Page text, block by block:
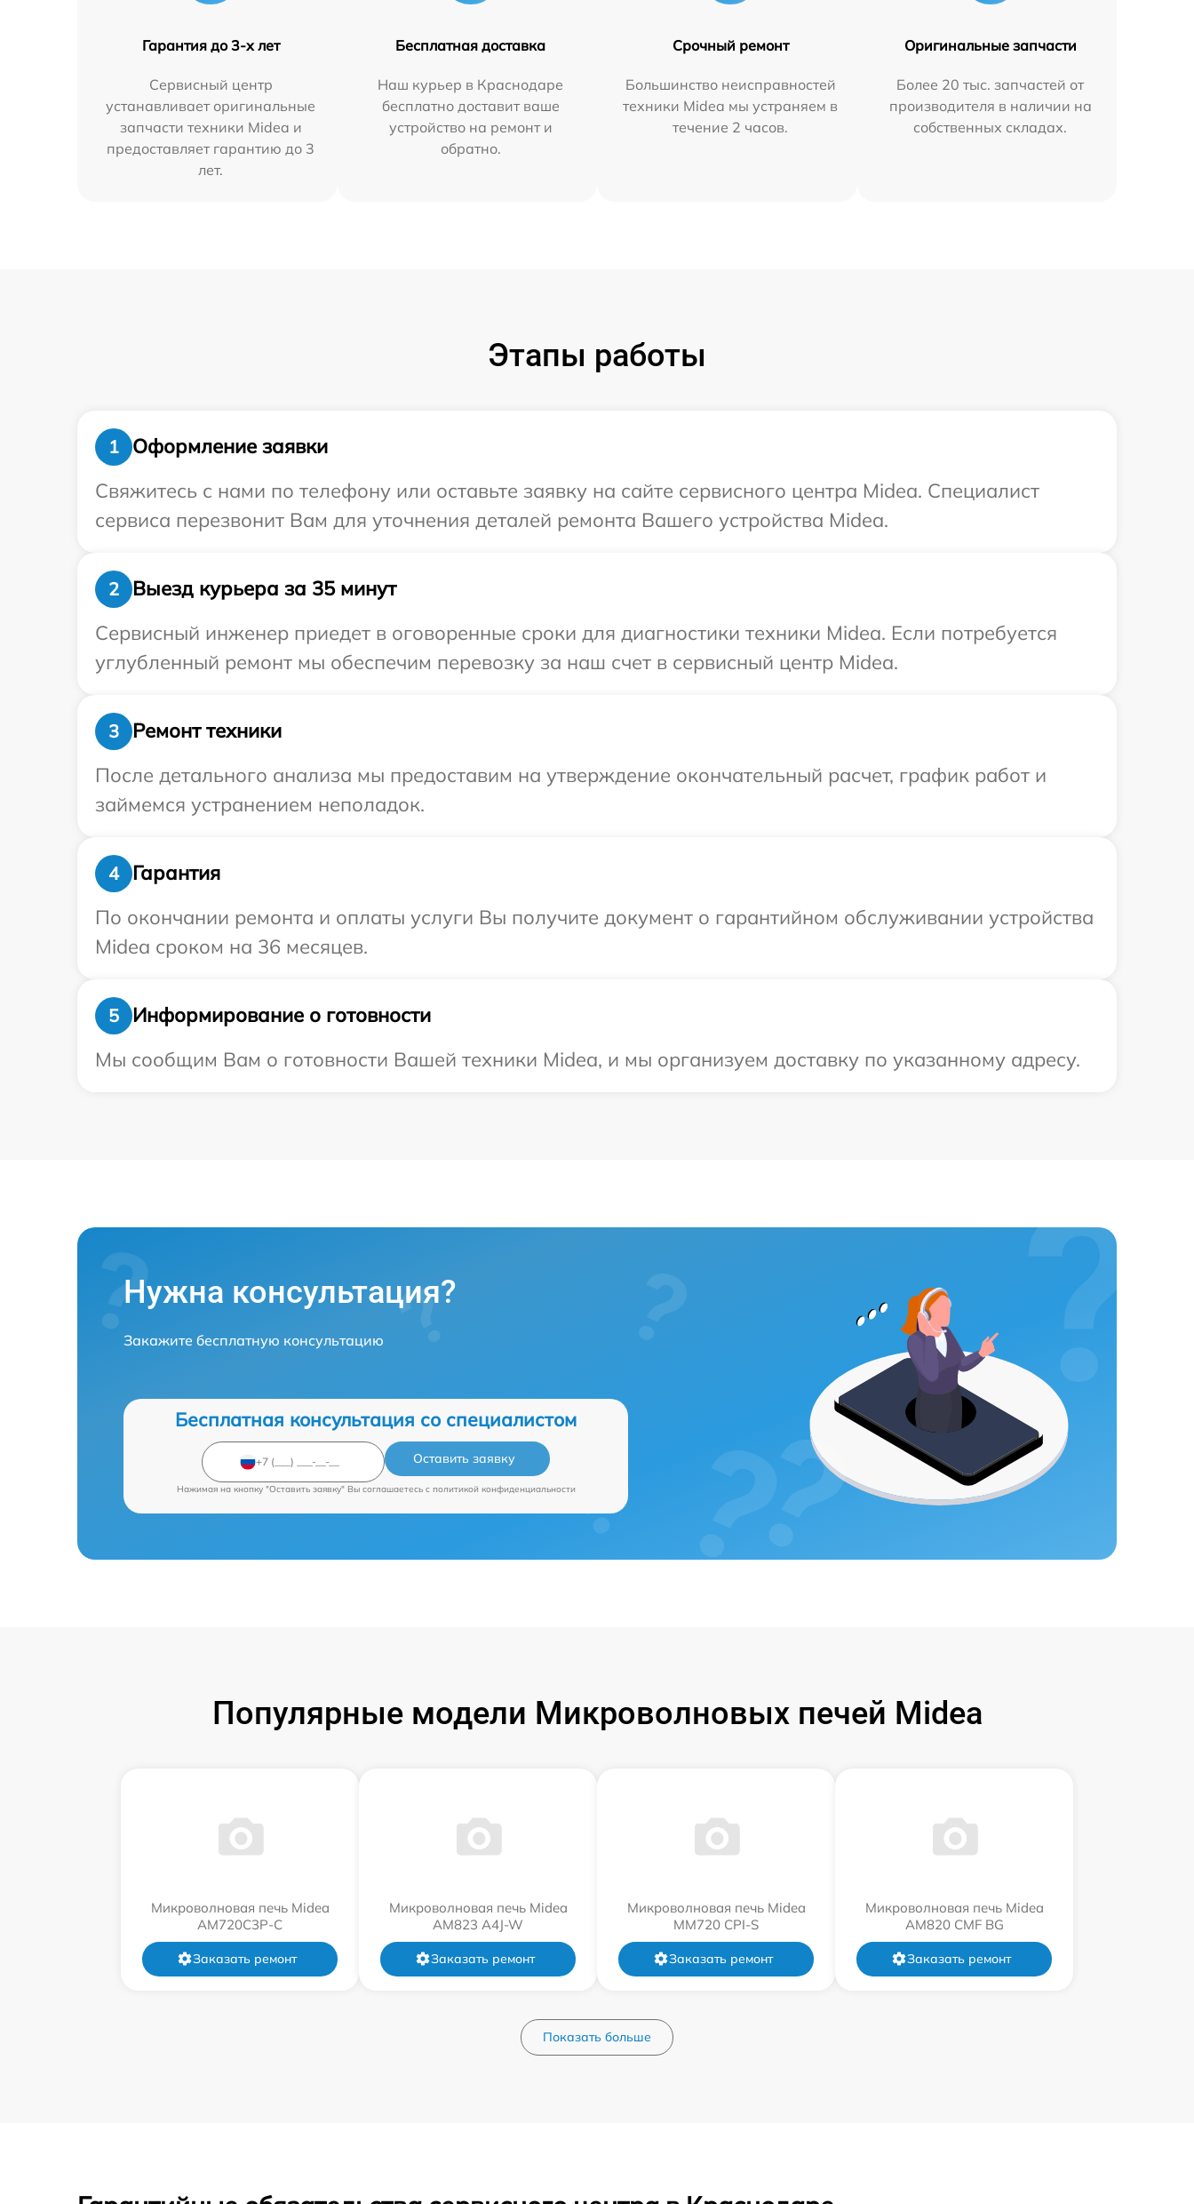
Гарантия до 3-х лет
Сервисный центр
устанавливает оригинальные
запчасти техники Midea и
предоставляет гарантию до 3
лет.
Бесплатная доставка
Наш курьер в Краснодаре
бесплатно доставит ваше
устройство на ремонт и
обратно.
Срочный ремонт
Большинство неисправностей
техники Midea мы устраняем в
течение 2 часов.
Оригинальные запчасти
Более 20 тыс. запчастей от
производителя в наличии на
собственных складах.
Этапы работы
1
Оформление заявки
Свяжитесь с нами по телефону или оставьте заявку на сайте сервисного центра Midea. Специалист
сервиса перезвонит Вам для уточнения деталей ремонта Вашего устройства Midea.
2
Выезд курьера за 35 минут
Сервисный инженер приедет в оговоренные сроки для диагностики техники Midea. Если потребуется
углубленный ремонт мы обеспечим перевозку за наш счет в сервисный центр Midea.
3
Ремонт техники
После детального анализа мы предоставим на утверждение окончательный расчет, график работ и
займемся устранением неполадок.
4
Гарантия
По окончании ремонта и оплаты услуги Вы получите документ о гарантийном обслуживании устройства
Midea сроком на 36 месяцев.
5
Информирование о готовности
Мы сообщим Вам о готовности Вашей техники Midea, и мы организуем доставку по указанному адресу.
Нужна консультация?
Закажите бесплатную консультацию
Бесплатная консультация со специалистом
Оставить заявку
Нажимая на кнопку "Оставить заявку" Вы соглашаетесь c политикой конфиденциальности
Популярные модели Микроволновых печей Midea
Микроволновая печь Midea
AM720C3P-C
Заказать ремонт
Микроволновая печь Midea
AM823 A4J-W
Заказать ремонт
Микроволновая печь Midea
MM720 CPI-S
Заказать ремонт
Микроволновая печь Midea
AM820 CMF BG
Заказать ремонт
Показать больше